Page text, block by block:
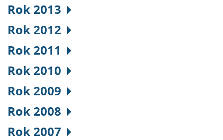
Rok 2013
Rok 2012
Rok 2011
Rok 2010
Rok 2009
Rok 2008
Rok 2007